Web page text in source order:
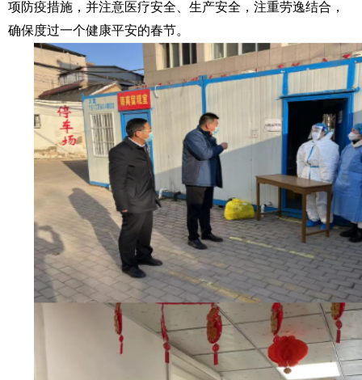
项防疫措施，并注意医疗安全、生产安全，注重劳逸结合，
确保度过一个健康平安的春节。